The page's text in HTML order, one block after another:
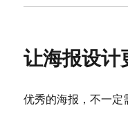
让海报设计
优秀的海报，不一定